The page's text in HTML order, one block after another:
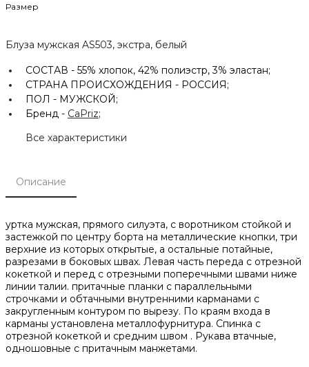
Размер
Блуза мужская AS503, экстра, белый
СОСТАВ - 55% хлопок, 42% полиэстр, 3% эластан;
СТРАНА ПРОИСХОЖДЕНИЯ - РОССИЯ;
ПОЛ - МУЖСКОЙ;
Бренд - CaPriz;
Все характеристики
Описание
уртка мужская, прямого силуэта, с воротником стойкой и
застежкой по центру борта на металлические кнопки, три
верхние из которых открытые, а остальные потайные,
разрезами в боковых швах. Левая часть переда с отрезной
кокеткой и перед с отрезными поперечными швами ниже
линии талии. притачные планки с параллельными
строчками и обтачными внутренними карманами с
закругленным контуром по вырезу. По краям входа в
карманы установлена металлофурнитура. Спинка с
отрезной кокеткой и средним швом . Рукава втачные,
одношовные с притачным манжетами.